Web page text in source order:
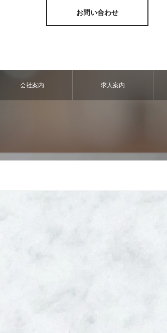
お問い合わせ
会社案内 求人案内